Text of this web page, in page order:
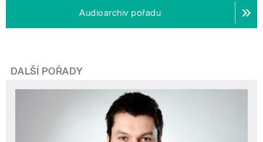
Audioarchiv pořadu
DALŠÍ POŘADY